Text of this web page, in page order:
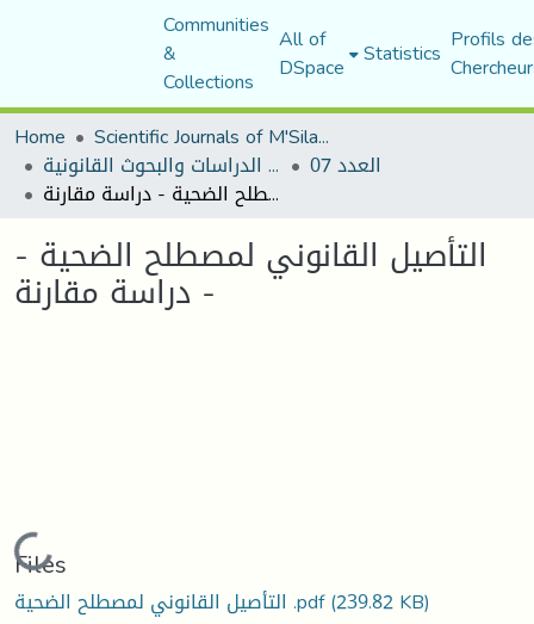
Communities
&
Collections
All of
DSpace Statistics Profils
Home
Scientific Journals of M'Sila University
مجلة الدراسات والبحوث القانونية العدد 07
التأصيل القانوني لمصطلح الضحية - دراسة مقارنة -
التأصيل القانوني لمصطلح الضحية -
دراسة مقارنة -
Loading...
Files
التأصيل القانوني لمصطلح الضحية .pdf(239.82 KB)